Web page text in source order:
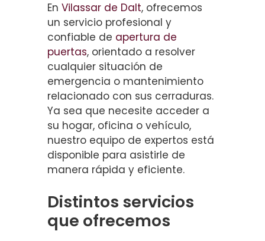
En Vilassar de Dalt, ofrecemos
un servicio profesional y
confiable de apertura de
puertas, orientado a resolver
cualquier situación de
emergencia o mantenimiento
relacionado con sus cerraduras.
Ya sea que necesite acceder a
su hogar, oficina o vehículo,
nuestro equipo de expertos está
disponible para asistirle de
manera rápida y eficiente.
Distintos servicios
que ofrecemos